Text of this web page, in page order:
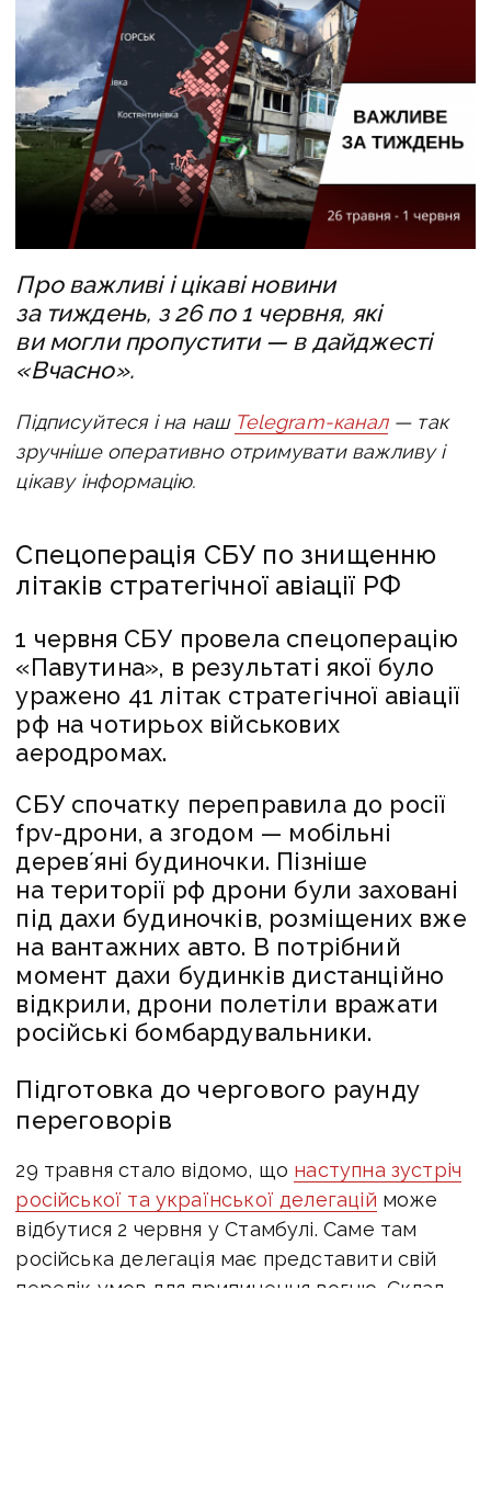
Про важливі і цікаві новини
за тиждень, з 26 по 1 червня, які
ви могли пропустити — в дайджесті
«Вчасно».
Підписуйтеся і на наш Telegram-канал— так
зручніше оперативно отримувати важливу і
цікаву інформацію.
Спецоперація СБУ по знищенню
літаків стратегічної авіації РФ
1 червня СБУ провела спецоперацію
«Павутина», в результаті якої було
уражено 41 літак стратегічної авіації
рф на чотирьох військових
аеродромах.
СБУ спочатку переправила до росії
fpv-дрони, а згодом — мобільні
деревʼяні будиночки. Пізніше
на території рф дрони були заховані
під дахи будиночків, розміщених вже
на вантажних авто. В потрібний
момент дахи будинків дистанційно
відкрили, дрони полетіли вражати
російські бомбардувальники.
Підготовка до чергового раунду
переговорів
29 травня стало відомо, що наступна зустріч
російської та української делегацій може
відбутися 2 червня у Стамбулі. Саме там
російська делегація має представити свій
перелік умов для припинення вогню. Склад